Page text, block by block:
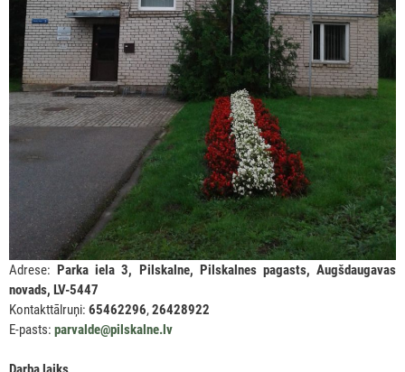
Adrese: Parka iela 3, Pilskalne, Pilskalnes pagasts, Augšdaugavas
novads, LV-5447
Kontakttālruņi: 65462296,26428922
E-pasts: parvalde@pilskalne.lv